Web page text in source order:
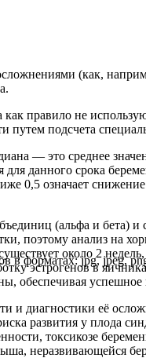
в форматах: jpg, jpeg,
(как,
правило не
путем подсчета
— это среднее
данного срока
0,5 означает
(альфа и бета)
поэтому анализ на
около 2
эстрогенов в
обеспечивая успешное
и диагностики её
развития у плода
токсикозе
неразвивающейся